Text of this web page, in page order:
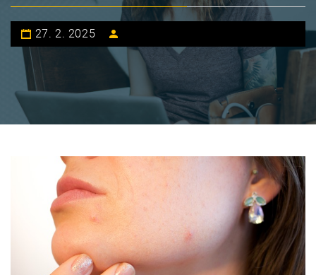
27. 2. 2025